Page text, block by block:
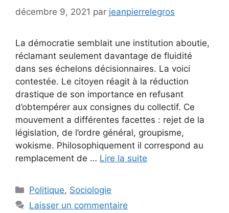
décembre 9, 2021 par jeanpierrelegros
La démocratie semblait une institution aboutie,
réclamant seulement davantage de fluidité
dans ses échelons décisionnaires. La voici
contestée. Le citoyen réagit à la réduction
drastique de son importance en refusant
d’obtempérer aux consignes du collectif. Ce
mouvement a différentes facettes : rejet de la
législation, de l’ordre général, groupisme,
wokisme. Philosophiquement il correspond au
remplacement de … Lire la suite
Catégories
Politique, Sociologie
Laisser un commentaire